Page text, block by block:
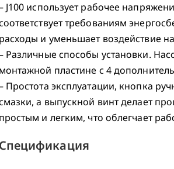
J100 использует рабочее
требованиям
расходы и уменьшает воздействие
Различные способы установки.
монтажной пластине с 4
Простота эксплуатации, кнопка
а выпускной винт делает
простым и легким, что облегчает
Спецификация